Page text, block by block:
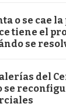
o se cae
tiene el
se
del
se